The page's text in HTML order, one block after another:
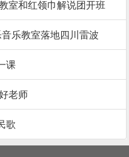
室和红领巾解说团开班
乐教室落地四川雷波
课
老师
歌